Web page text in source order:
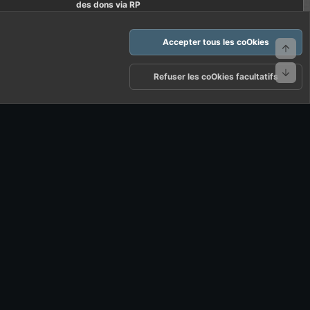
des dons via RP
Politique de confidentialité Aide
R
S
Accepter tous les coOkies
Refuser les coOkies facultatifs